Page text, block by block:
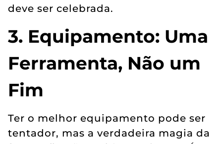
deve ser celebrada.
3. Equipamento: Uma
Ferramenta, Não um
Fim
Ter o melhor equipamento pode ser
tentador, mas a verdadeira magia da